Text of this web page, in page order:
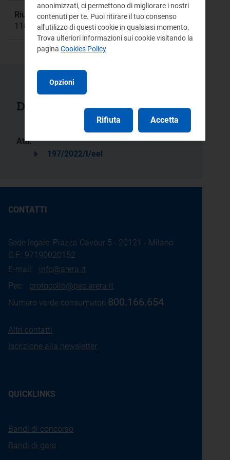
Riunione:
1181a
Documenti collegati
Atti:
197/2022/I/eel
CONTATTI
Sede legale: Piazza Cavour 5 - 20121 - Milano
C.F.: 97190020152
E-mail: info@arera.it
Pec: protocollo@pec.arera.it
Numero verde consumatori:800.166.654
Altri contatti
Iscrizione alla newsletter
QUICKLINKS
Bandi di concorso
Bandi di gara
anonimizzati, ci permettono di migliorare i nostri
contenuti per te. Puoi ritirare il tuo consenso
all'utilizzo di questi cookie in qualsiasi momento.
Trova ulteriori informazioni sui cookie visitando la
pagina Cookies Policy
Opzioni
Rifiuta Accetta